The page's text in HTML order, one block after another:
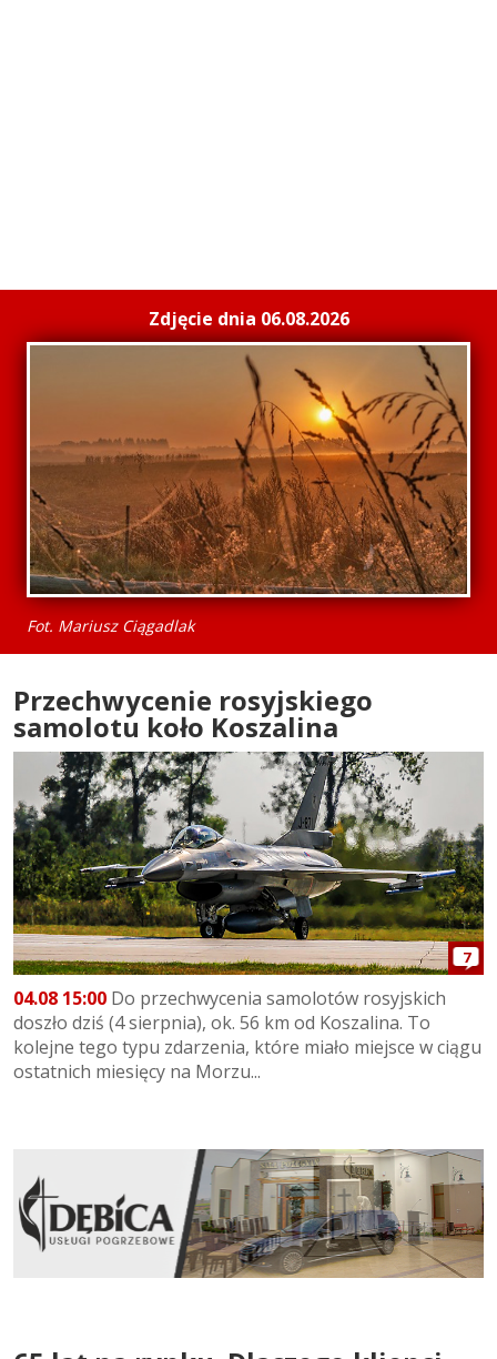
Zdjęcie dnia 06.08.2026
Fot. Mariusz Ciągadlak
Przechwycenie rosyjskiego
samolotu koło Koszalina
7
04.08 15:00 Do przechwycenia samolotów rosyjskich
doszło dziś (4 sierpnia), ok. 56 km od Koszalina. To
kolejne tego typu zdarzenia, które miało miejsce w ciągu
ostatnich miesięcy na Morzu...